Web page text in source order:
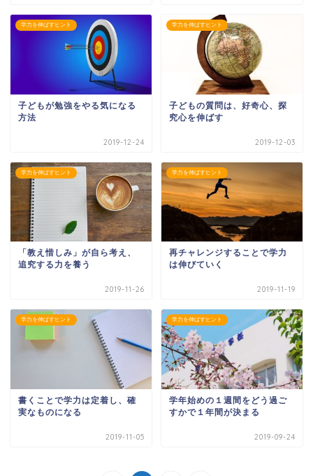
学力を伸ばすヒント
子どもが勉強をやる気になる
方法
2019-12-24
学力を伸ばすヒント
子どもの質問は、好奇心、探
究心を伸ばす
2019-12-03
学力を伸ばすヒント
「教え惜しみ」が自ら考え、
追究する力を養う
2019-11-26
学力を伸ばすヒント
再チャレンジすることで学力
は伸びていく
2019-11-19
学力を伸ばすヒント
書くことで学力は定着し、確
実なものになる
2019-11-05
学力を伸ばすヒント
学年始めの１週間をどう過ご
すかで１年間が決まる
2019-09-24